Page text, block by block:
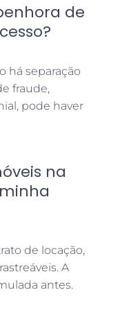
de
há separação
fraude,
pode haver
na
de locação,
A
antes.